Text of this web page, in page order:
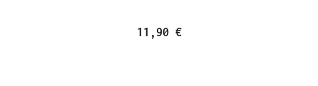
11,90 €